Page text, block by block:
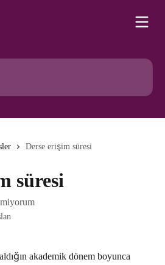
Derse erişim süresi
süresi
akademik dönem boyunca